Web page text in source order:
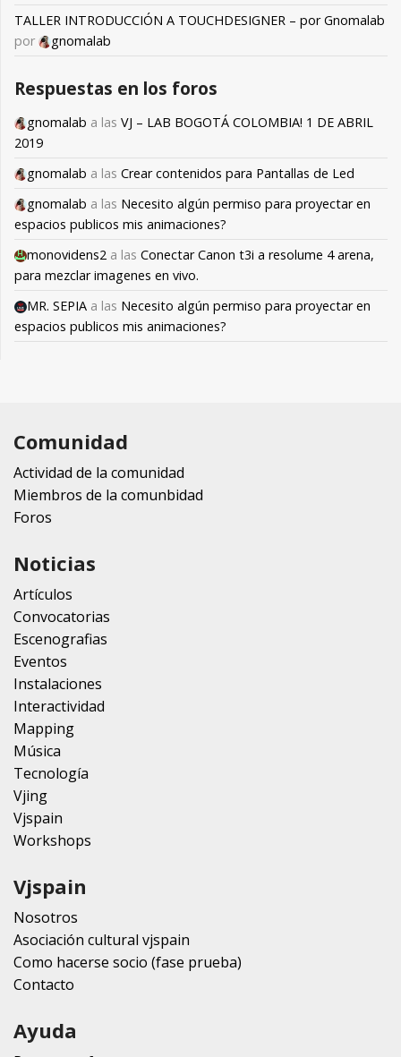
TALLER INTRODUCCIÓN A TOUCHDESIGNER – por Gnomalab
por
gnomalab
Respuestas en los foros
gnomalab a las VJ – LAB BOGOTÁ COLOMBIA! 1 DE ABRIL
2019
gnomalab a las Crear contenidos para Pantallas de Led
gnomalab a las Necesito algún permiso para proyectar en
espacios publicos mis animaciones?
monovidens2 a las Conectar Canon t3i a resolume 4 arena,
para mezclar imagenes en vivo.
MR. SEPIA a las Necesito algún permiso para proyectar en
espacios publicos mis animaciones?
Comunidad
Actividad de la comunidad
Miembros de la comunbidad
Foros
Noticias
Artículos
Convocatorias
Escenografias
Eventos
Instalaciones
Interactividad
Mapping
Música
Tecnología
Vjing
Vjspain
Workshops
Vjspain
Nosotros
Asociación cultural vjspain
Como hacerse socio (fase prueba)
Contacto
Ayuda